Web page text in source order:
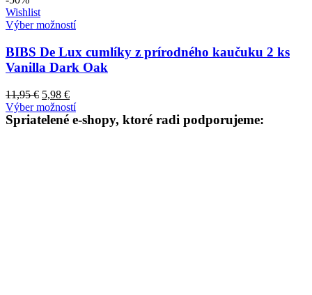
Wishlist
Výber možností
BIBS De Lux cumlíky z prírodného kaučuku 2 ks
Vanilla Dark Oak
11,95€ 5,98 €
Výber možností
Spriatelené e-shopy, ktoré radi podporujeme: